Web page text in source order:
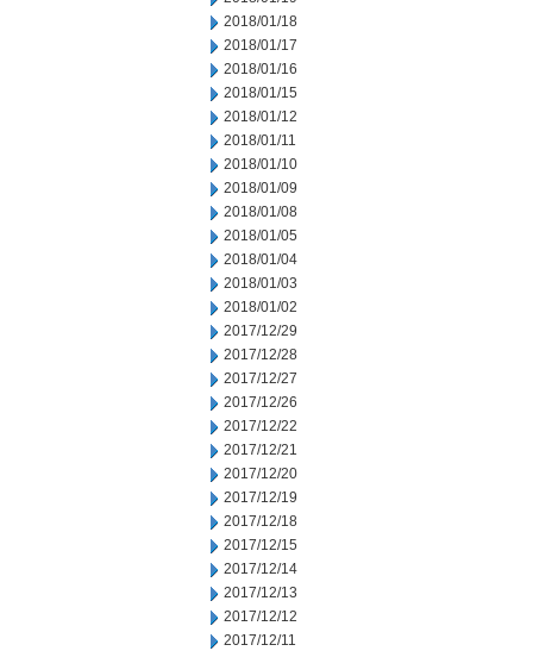
2018/01/18
2018/01/17
2018/01/16
2018/01/15
2018/01/12
2018/01/11
2018/01/10
2018/01/09
2018/01/08
2018/01/05
2018/01/04
2018/01/03
2018/01/02
2017/12/29
2017/12/28
2017/12/27
2017/12/26
2017/12/22
2017/12/21
2017/12/20
2017/12/19
2017/12/18
2017/12/15
2017/12/14
2017/12/13
2017/12/12
2017/12/11